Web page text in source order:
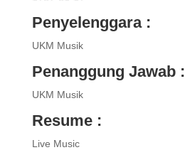
Penyelenggara :
UKM Musik
Penanggung Jawab :
UKM Musik
Resume :
Live Music